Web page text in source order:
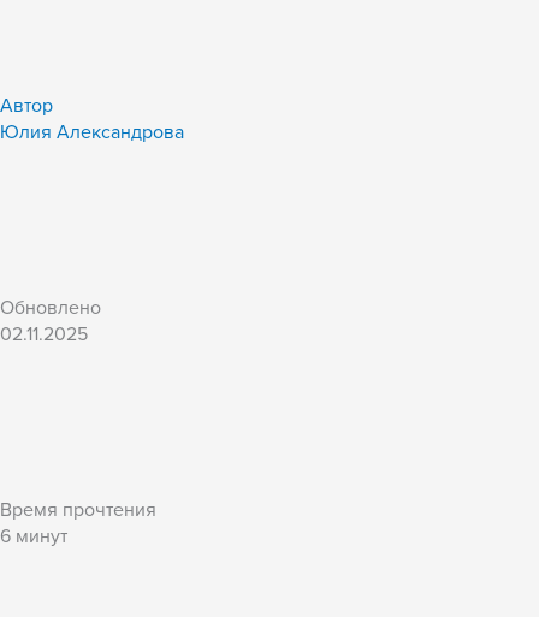
Автор
Юлия Александрова
Обновлено
02.11.2025
Время прочтения
6 минут